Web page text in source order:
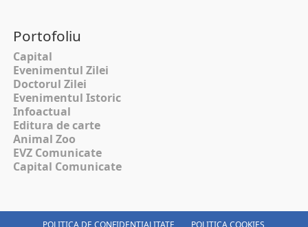
Portofoliu
Capital
Evenimentul Zilei
Doctorul Zilei
Evenimentul Istoric
Infoactual
Editura de carte
Animal Zoo
EVZ Comunicate
Capital Comunicate
POLITICA DE CONFIDENȚIALITATE POLITICA COOKIES